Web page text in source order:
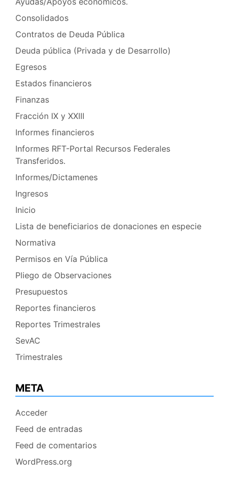
Consolidados
Contratos de Deuda Pública
Deuda pública (Privada y de Desarrollo)
Egresos
Estados financieros
Finanzas
Fracción IX y XXIII
Informes financieros
Informes RFT-Portal Recursos Federales
Transferidos.
Informes/Dictamenes
Ingresos
Inicio
Lista de beneficiarios de donaciones en especie
Normativa
Permisos en Vía Pública
Pliego de Observaciones
Presupuestos
Reportes financieros
Reportes Trimestrales
SevAC
Trimestrales
META
Acceder
Feed de entradas
Feed de comentarios
WordPress.org